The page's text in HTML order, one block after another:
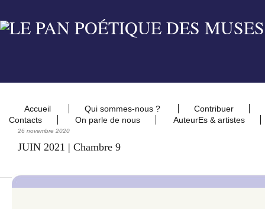
Accueil Qui sommes-nous ?
Contribuer
Contacts
On parle de nous AuteurEs & artistes
26 novembre 2020
JUIN 2021 | Chambre 9